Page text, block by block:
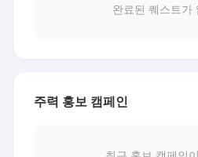
완료된 퀘스트가
주력 홍보 캠페인